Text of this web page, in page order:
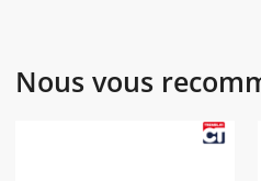
Nous vous